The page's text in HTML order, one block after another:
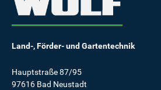
Land-, Förder- und Gartentechnik
Hauptstraße 87/95
97616 Bad Neustadt